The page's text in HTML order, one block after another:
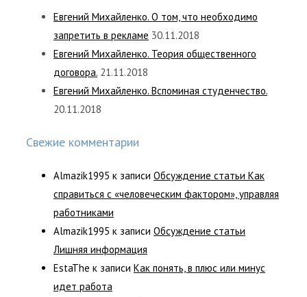
Евгений Михайленко. О том, что необходимо
запретить в рекламе 30.11.2018
Евгений Михайленко. Теория общественного
договора. 21.11.2018
Евгений Михайленко. Вспоминая студенчество.
20.11.2018
Свежие комментарии
Almazik1995 к записи Обсуждение статьи Как
справиться с «человеческим фактором», управляя
работниками
Almazik1995 к записи Обсуждение статьи
Лишняя информация
EstaThe к записи Как понять, в плюс или минус
идет работа